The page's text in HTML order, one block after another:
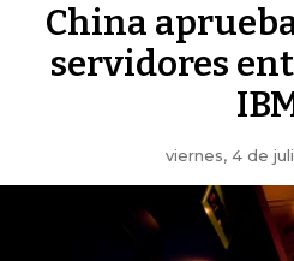
China
servidores
viernes, 4 de